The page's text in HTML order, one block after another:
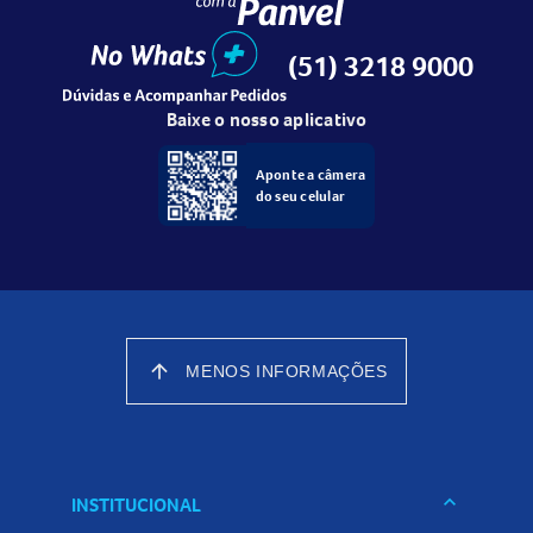
(51) 3218 9000
Baixe o nosso aplicativo
Aponte a câmera
do seu celular
arrow_upward MENOS INFORMAÇÕES
INSTITUCIONAL keyboard_arrow_down